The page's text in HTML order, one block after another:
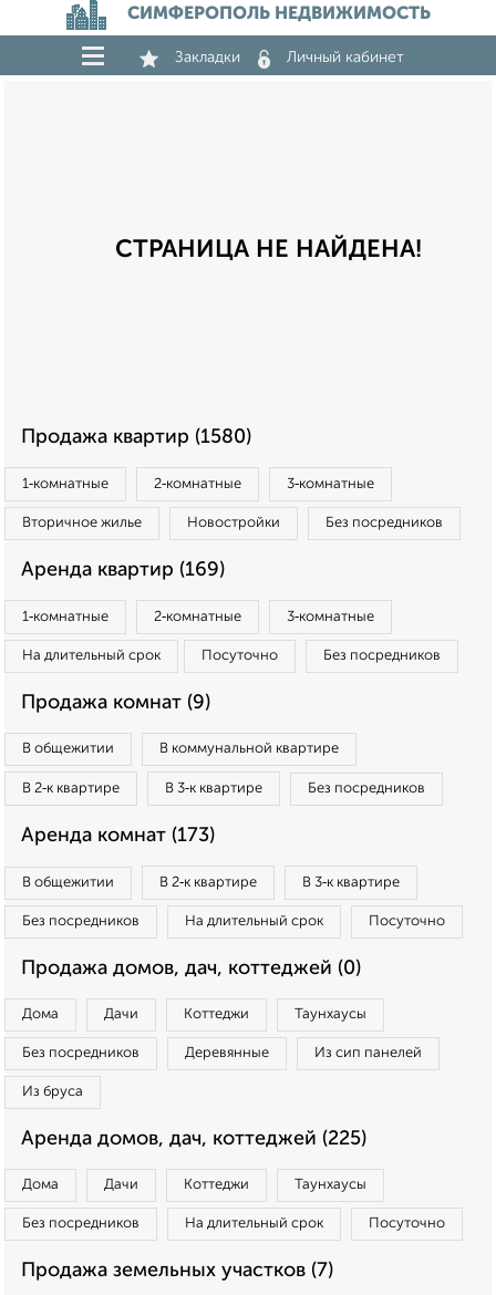
СИМФЕРОПОЛЬ НЕДВИЖИМОСТЬ
Закладки Личный кабинет
СТРАНИЦА НЕ НАЙДЕНА!
Продажа квартир (1580)
1‑комнатные 2‑комнатные 3‑комнатные
Вторичное жилье Новостройки Без посредников
Аренда квартир (169)
1‑комнатные 2‑комнатные 3‑комнатные
На длительный срок Посуточно Без посредников
Продажа комнат (9)
В общежитии В коммунальной квартире
В 2‑к квартире В 3‑к квартире Без посредников
Аренда комнат (173)
В общежитии В 2‑к квартире В 3‑к квартире
Без посредников На длительный срок Посуточно
Продажа домов, дач, коттеджей (0)
Дома Дачи Коттеджи Таунхаусы
Без посредников Деревянные Из сип панелей
Из бруса
Аренда домов, дач, коттеджей (225)
Дома Дачи Коттеджи Таунхаусы
Без посредников На длительный срок Посуточно
Продажа земельных участков (7)